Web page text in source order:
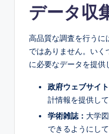
データ収
高品質な調査を行うに
ではありません。いく
に必要なデータを提供
政府ウェブサイト
計情報を提供して
学術雑誌： 大学
できるようにして